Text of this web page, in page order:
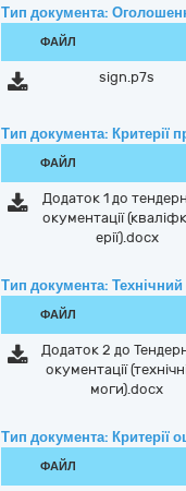
Тип документа:
ФАЙЛ
sign.p7s
Тип документа: Критерії
ФАЙЛ
Додаток 1 до
окументації
ерії).docx
Тип документа: Технічний
ФАЙЛ
Додаток 2 до
окументації
моги).docx
Тип документа: Критерії
ФАЙЛ